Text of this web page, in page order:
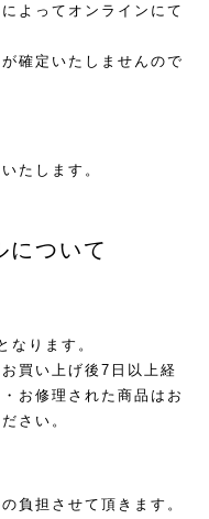
よってオンラインにて
確定いたしませんので
たします。
について
なります。
買い上げ後7日以上経
お修理された商品はお
さい。
負担させて頂きます。